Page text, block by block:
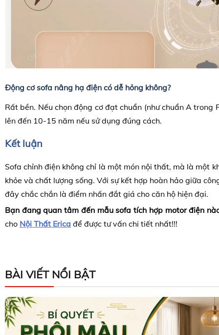
Động cơ sofa nâng hạ điện có dễ hỏng không?
Rất bền. Nếu chọn động cơ đạt chuẩn (như chuẩn A trong
lên đến 10-15 năm nếu sử dụng đúng cách.
Kết luận
Sofa chỉnh điện không chỉ là một món nội thất, mà là một
khỏe và chất lượng sống. Với sự kết hợp hoàn hảo giữa
đây chắc chắn là điểm nhấn đắt giá cho căn hộ hiện đại.
Bạn đang quan tâm đến mẫu sofa tích hợp motor điện
cho Nội Thất Erica để được tư vấn chi tiết nhất!!!
BÀI VIẾT NỔI BẬT